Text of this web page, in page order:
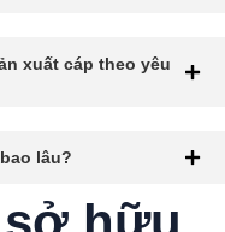
xuất cáp theo yêu
lâu?